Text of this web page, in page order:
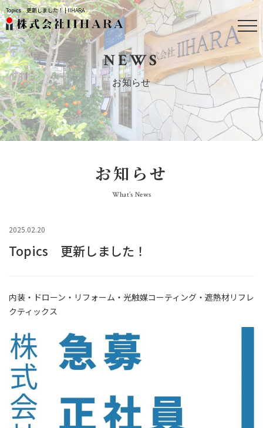
Topics 更新しました！ | IIHARA
NEWS
お知らせ
お知らせ
What’s News
2025.02.20
Topics 更新しました！
内装・ドローン・リフォーム・光触媒コーティング・遮熱材リフレ
クティックス